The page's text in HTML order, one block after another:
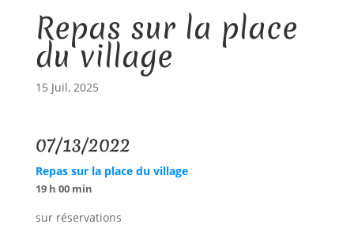
Repas sur la place
du village
15 Juil, 2025
07/13/2022
Repas sur la place du village
19 h 00 min
sur réservations